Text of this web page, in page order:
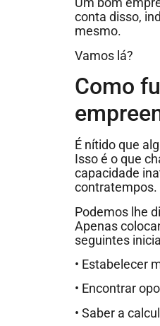
conta disso,
mesmo.
Vamos lá?
Como
É nítido que
Isso é o que
capacidade
contratempos.
Podemos lhe
Apenas
seguintes
• Estabelecer
• Encontrar
• Saber a